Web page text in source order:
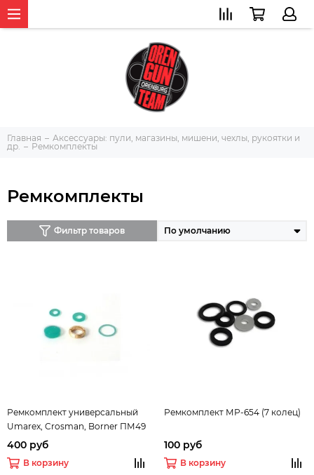
Главная
Аксессуары: пули, магазины, мишени, чехлы, рукоятки и
др.
Ремкомплекты
Ремкомплекты
Фильтр товаров
Ремкомплект универсальный
Umarex, Crosman, Borner ПМ49
400 руб
В корзину
Ремкомплект МР-654 (7 колец)
100 руб
В корзину